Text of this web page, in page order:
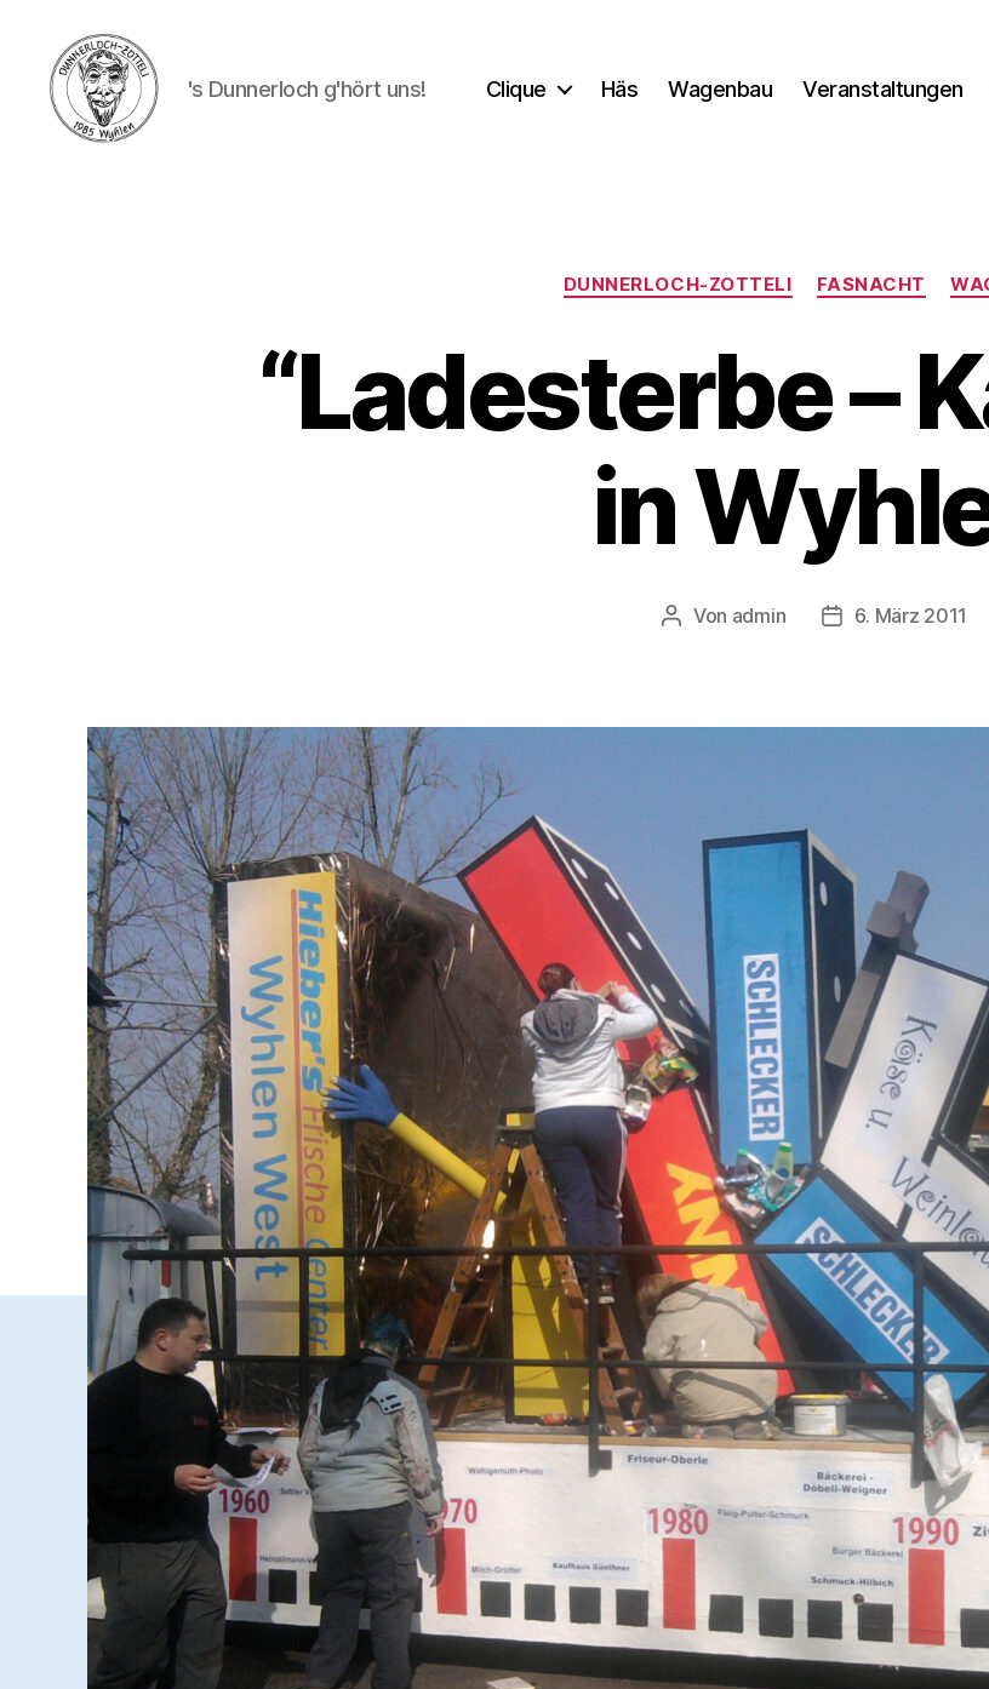
's Dunnerloch g'hört uns! Clique Häs Wagenbau Veranstaltungen
Kategorien
DUNNERLOCH-ZOTTELI FASNACHT
“Ladesterbe –
in
Beitragsautor
Von admin 6. März 2011